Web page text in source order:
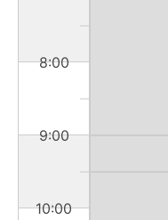
8:00
9:00
10:00